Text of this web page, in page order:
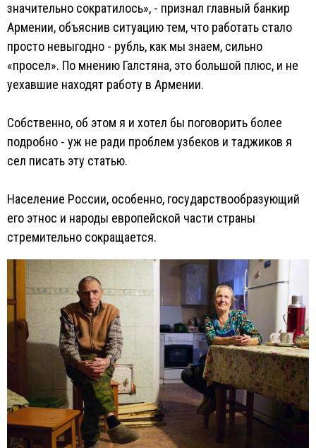
значительно сократилось», - признал главный банкир
Армении, объяснив ситуацию тем, что работать стало
просто невыгодно - рубль, как мы знаем, сильно
«просел». По мнению Галстяна, это большой плюс, и не
уехавшие находят работу в Армении.
Собственно, об этом я и хотел бы поговорить более
подробно - уж не ради проблем узбеков и таджиков я
сел писать эту статью.
Население России, особенно, государствообразующий
его этнос и народы европейской части страны
стремительно сокращается.